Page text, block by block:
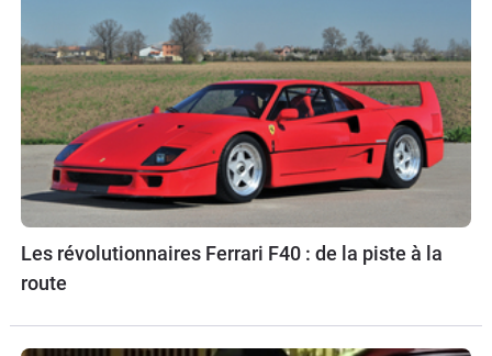
Les révolutionnaires Ferrari F40 : de la piste à la
route